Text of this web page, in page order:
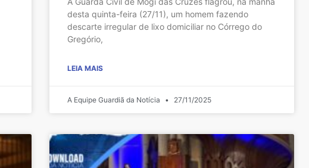
desta quinta-feira (27/11), um homem fazendo
descarte irregular de lixo domiciliar no Córrego do
Gregório,
LEIA MAIS
A Equipe Guardiã da Notícia 27/11/2025